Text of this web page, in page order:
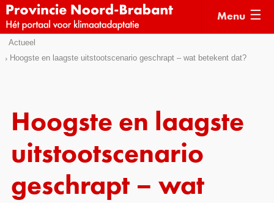
Sla
links
naar
menu
Direct
de
Menu
Actueel
Hoogste en laagste uitstootscenario geschrapt – wat betekent dat?
Hoogste en laagste
uitstootscenario
geschrapt – wat
Kennisdossiers
Hulpmiddelen
Subsidies